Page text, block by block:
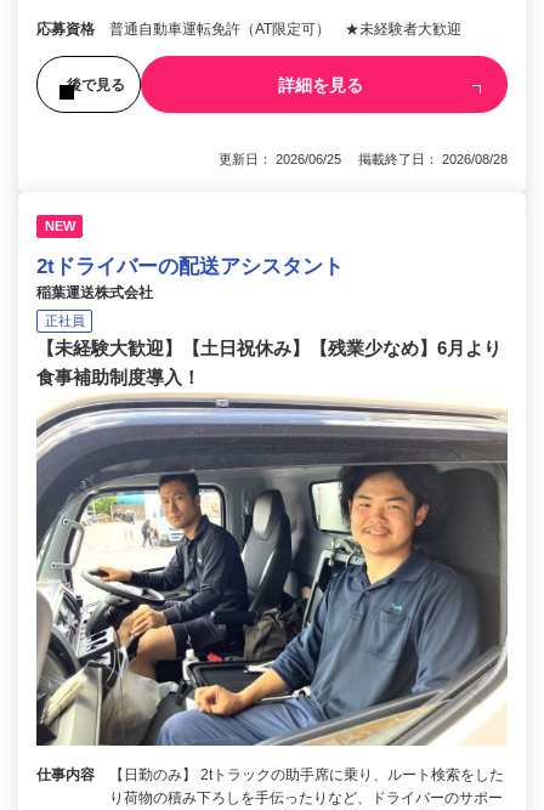
応募資格 普通自動車運転免許（AT限定可） ★未経験者大歓迎
後で見る 詳細を見る
更新日： 2026/06/25 掲載終了日： 2026/08/28
NEW
2tドライバーの配送アシスタント
稲葉運送株式会社
正社員
【未経験大歓迎】【土日祝休み】【残業少なめ】6月より
食事補助制度導入！
仕事内容
【日勤のみ】 2tトラックの助手席に乗り、ルート検索をした
り荷物の積み下ろしを手伝ったりなど、ドライバーのサポー